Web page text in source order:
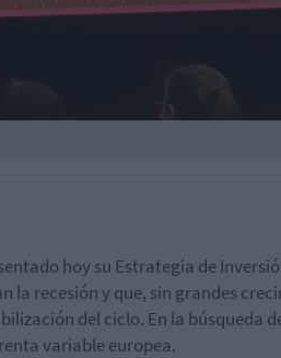
hoy su Estrategia de
la recesión y que, sin grandes
del ciclo. En la búsqueda
variable europea.